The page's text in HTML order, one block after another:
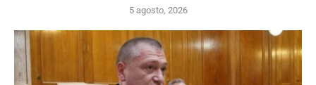
5 agosto, 2026